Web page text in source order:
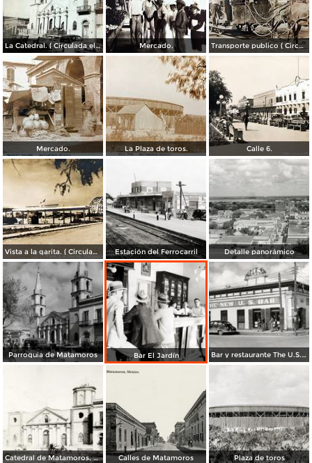
La Catedral. ( Circulada el 6 de Noviembre de 1944 ). Mercado. Transporte publico ( Circulada el 20 de Febrero de 1921 ).
Mercado. La Plaza de toros. Calle 6.
Vista a la garita. ( Circulada el 9 de Julio de 1956 ). Estación del Ferrocarril Detalle panorámico
Parroquia de Matamoros Bar El Jardín Bar y restaurante The U.S. Bar
Catedral de Matamoros, dañada por el huracán del 4 de septiembre de 1933 Calles de Matamoros Plaza de toros